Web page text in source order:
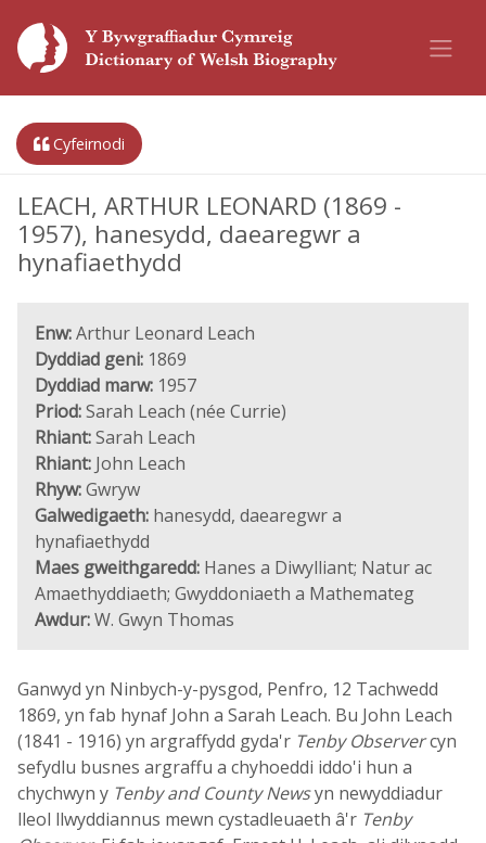
Cyfeirnodi
LEACH, ARTHUR LEONARD (1869 -
1957), hanesydd, daearegwr a
hynafiaethydd
Enw:Arthur Leonard Leach
Dyddiad geni: 1869
Dyddiad marw: 1957
Priod:Sarah Leach (née Currie)
Rhiant:Sarah Leach
Rhiant: John Leach
Rhyw:Gwryw
Galwedigaeth: hanesydd, daearegwr a
hynafiaethydd
Maes gweithgaredd: Hanes a Diwylliant; Natur ac
Amaethyddiaeth; Gwyddoniaeth a Mathemateg
Awdur:W. Gwyn Thomas
Ganwyd yn Ninbych-y-pysgod, Penfro, 12 Tachwedd
1869, yn fab hynaf John a Sarah Leach. Bu John Leach
(1841 - 1916) yn argraffydd gyda'r Tenby Observercyn
sefydlu busnes argraffu a chyhoeddi iddo'i hun a
chychwyn y Tenby and County Newsyn newyddiadur
lleol llwyddiannus mewn cystadleuaeth â'r Tenby